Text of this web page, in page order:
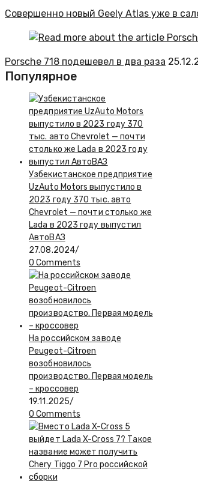
Совершенно новый Geely Atlas уже в
Porsche 718 подешевел в два раза
Популярное
Узбекистанское предприятие
UzAuto Motors выпустило в
2023 году 370 тыс. авто
Chevrolet — почти столько же
Lada в 2023 году выпустил
АвтоВАЗ
27.08.2024/
0 Comments
На российском заводе
Peugeot-Citroen
возобновилось
производство. Первая модель
– кроссовер
19.11.2025/
0 Comments